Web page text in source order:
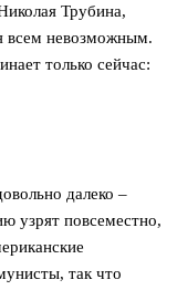
Трубина,
всем невозможным.
только сейчас:
далеко –
узрят повсеместно,
так что